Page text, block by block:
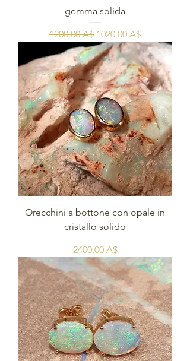
gemma solida
Prezzo regolare
1200,00 A$ Prezzo scontato
1020,00 A$
Orecchini a bottone con opale in
cristallo solido
Prezzo
2400,00 A$